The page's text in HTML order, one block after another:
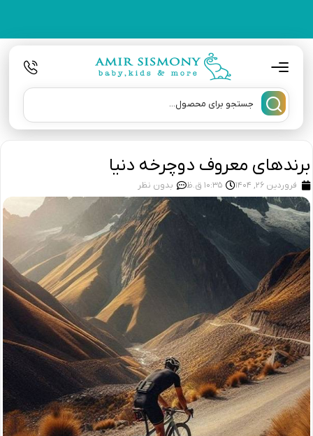
برندهای معروف دوچرخه دنیا
فروردین 26, 1404 10:35 ق.ظ بدون نظر